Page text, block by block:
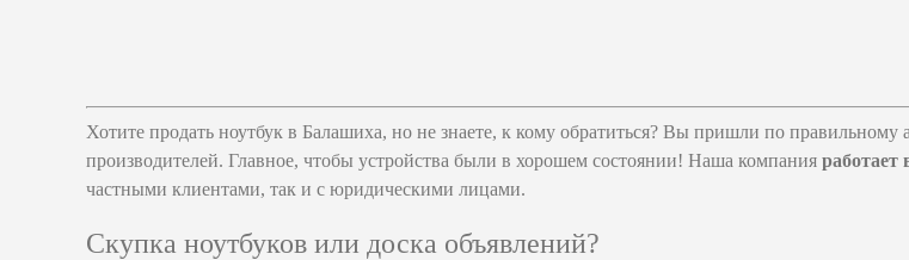
Хотите продать ноутбук в Балашиха, но не знаете, к кому обратиться? Вы пришли по
производителей. Главное, чтобы устройства были в хорошем состоянии! Наша компания работает
частными клиентами, так и с юридическими лицами.
Скупка ноутбуков или доска объявлений?